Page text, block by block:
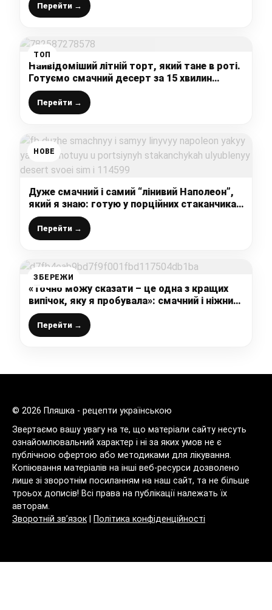
Перейти →
ТОП
Найвідоміший літній торт, який тане в роті.
Готуємо смачний десерт за 15 хвилин
Вашого часу
Перейти →
НОВЕ
Дуже смачний і самий “лінивий Наполеон”,
який я знаю: готую у порційних стаканчиках
улюблений десерт своєї сім’ї
Перейти →
ЗБЕРЕЖИ
«Точно можу сказати – це одна з кращих
випічок, яку я пробувала»: смачний і ніжний
кекс до чаю «Новий смак», його і гостям
подати не соромно
Перейти →
© 2026 Пляшка - рецепти українською
Звертаємо вашу увагу на те, що матеріали сайту несуть
ознайомлювальний характер і ні за яких умов не є
публічною офертою або методиками для лікування.
Копіювання матеріалів на інші веб-ресурси дозволено
лише зі зворотнім посиланням на наш сайт, та не більше
троьох дописів! Всі права на публікації належать їх
авторам.
Зворотній зв’язок
Політика конфіденційності